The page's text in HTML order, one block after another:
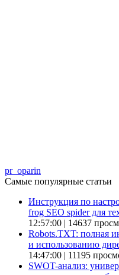
pr_oparin
Самые популярные статьи
Инструкция по
frog SEO spider для
12:57:00 | 14637
Robots.TXT: полная
и использованию
14:47:00 | 11195
SWOT-анализ: